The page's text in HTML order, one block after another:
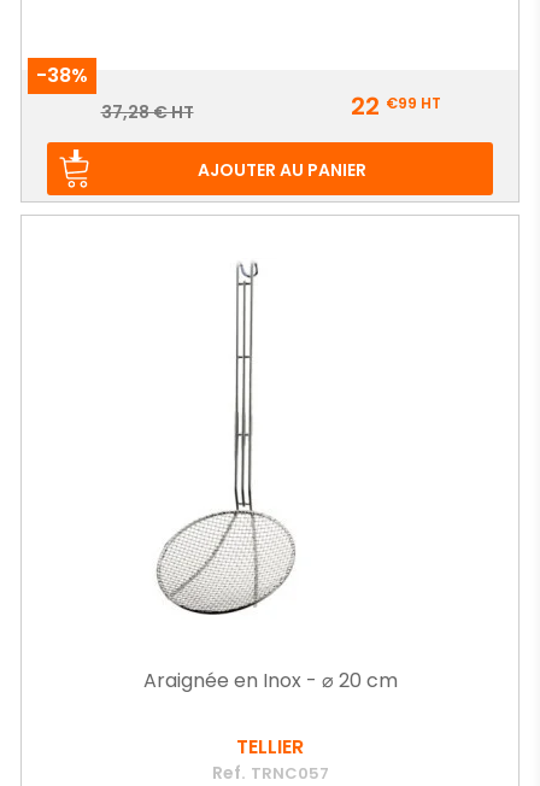
-38%
Prix
Prix
37,28 € HT 22 €99 HT
AJOUTER AU PANIER
Araignée en Inox - ⌀ 20 cm
TELLIER
Ref. TRNC057